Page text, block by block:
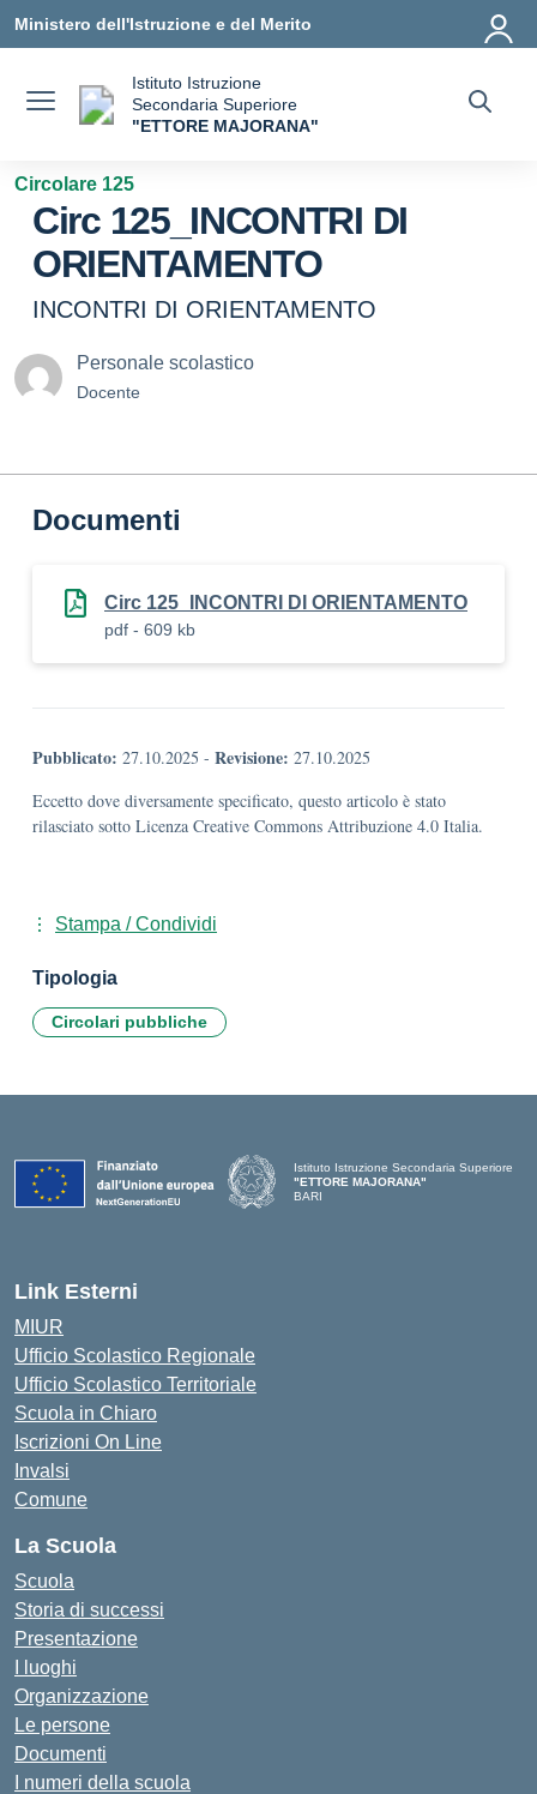
Ministero dell'Istruzione e del Merito
Istituto Istruzione
Secondaria Superiore
"ETTORE MAJORANA"
Circolare 125
Circ 125_INCONTRI DI
ORIENTAMENTO
INCONTRI DI ORIENTAMENTO
Personale scolastico
Docente
Documenti
Circ 125_INCONTRI DI ORIENTAMENTO
pdf - 609 kb
Pubblicato: 27.10.2025 - Revisione: 27.10.2025
Eccetto dove diversamente specificato, questo articolo è stato
rilasciato sotto Licenza Creative Commons Attribuzione 4.0 Italia.
Stampa / Condividi
Tipologia
Circolari pubbliche
Istituto Istruzione Secondaria Superiore
"ETTORE MAJORANA"
BARI
Link Esterni
MIUR
Ufficio Scolastico Regionale
Ufficio Scolastico Territoriale
Scuola in Chiaro
Iscrizioni On Line
Invalsi
Comune
La Scuola
Scuola
Storia di successi
Presentazione
I luoghi
Organizzazione
Le persone
Documenti
I numeri della scuola